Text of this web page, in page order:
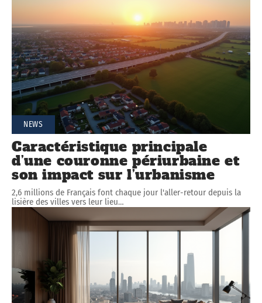
NEWS
Caractéristique principale
d’une couronne périurbaine et
son impact sur l’urbanisme
2,6 millions de Français font chaque jour l'aller-retour depuis la
lisière des villes vers leur lieu…